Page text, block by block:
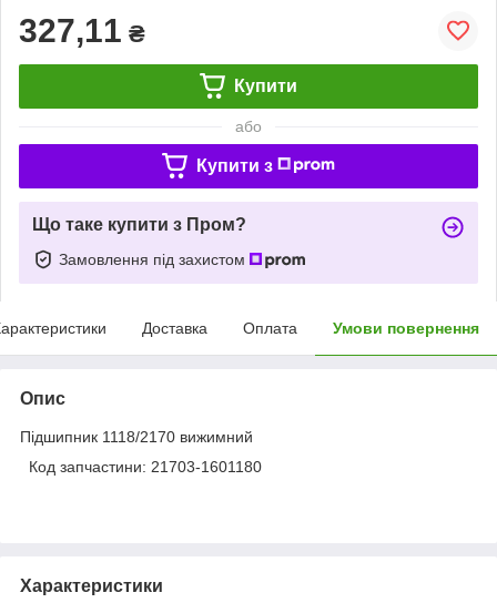
327,11 ₴
Купити
або
Купити з
Що таке купити з Пром?
Замовлення під захистом
Доставка Оплата Умови повернення
Опис
Підшипник 1118/2170 вижимний
Код запчастини: 21703-1601180
Характеристики